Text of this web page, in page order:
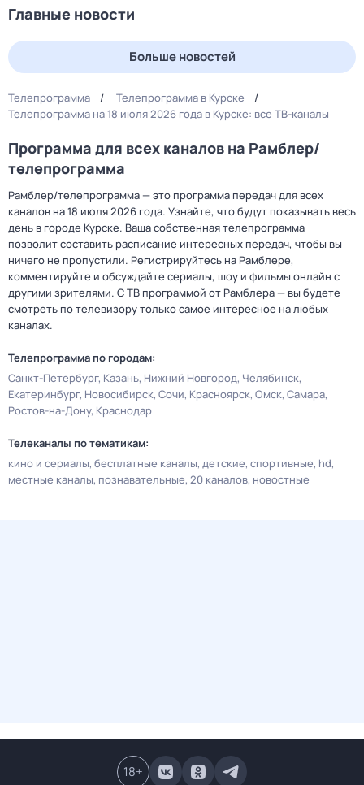
Главные новости
Больше новостей
Телепрограмма
Телепрограмма в Курске
Телепрограмма на 18 июля 2026 года в Курске: все ТВ-каналы
Программа для всех каналов на Рамблер/
телепрограмма
Рамблер/телепрограмма — это программа передач для всех
каналов на 18 июля 2026 года. Узнайте, что будут показывать весь
день в городе Курске. Ваша собственная телепрограмма
позволит составить расписание интересных передач, чтобы вы
ничего не пропустили. Регистрируйтесь на Рамблере,
комментируйте и обсуждайте сериалы, шоу и фильмы онлайн с
другими зрителями. С ТВ программой от Рамблера — вы будете
смотреть по телевизору только самое интересное на любых
каналах.
Телепрограмма по городам:
Санкт-Петербург Казань Нижний Новгород Челябинск
Екатеринбург Новосибирск Сочи Красноярск Омск Самара
Ростов-на-Дону Краснодар
Телеканалы по тематикам:
кино и сериалы бесплатные каналы детские спортивные hd
местные каналы познавательные 20 каналов новостные
18+